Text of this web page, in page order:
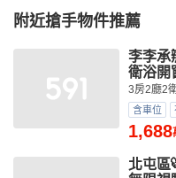
附近搶手物件推薦
李李承
衛浴開
3房2廳2
含車位
1,688
北屯區